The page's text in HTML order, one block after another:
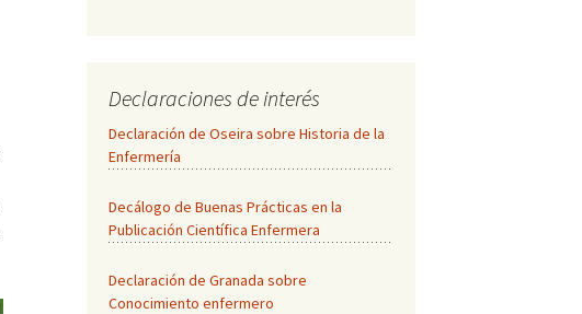
Declaraciones de interés
Declaración de Oseira sobre Historia de la
Enfermería
Decálogo de Buenas Prácticas en la
Publicación Científica Enfermera
Declaración de Granada sobre
Conocimiento enfermero